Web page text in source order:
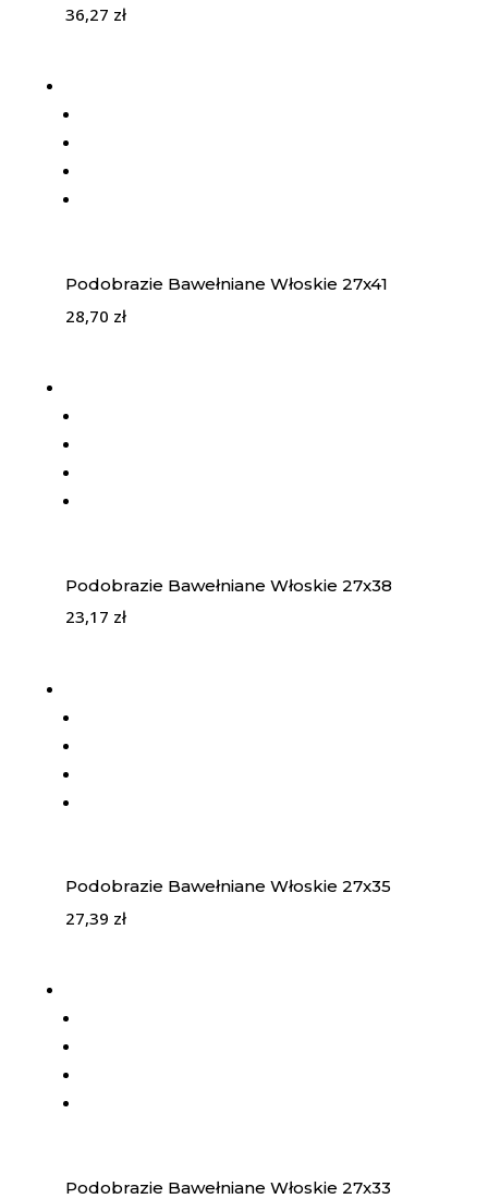
36,27 zł
Podobrazie Bawełniane Włoskie 27x41
28,70 zł
Podobrazie Bawełniane Włoskie 27x38
23,17 zł
Podobrazie Bawełniane Włoskie 27x35
27,39 zł
Podobrazie Bawełniane Włoskie 27x33